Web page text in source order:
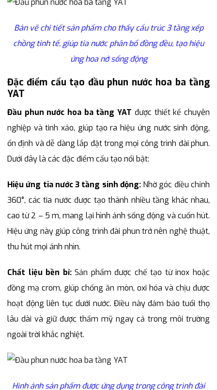
Bản vẽ chi tiết sản phẩm cho thấy cấu trúc 3 tầng xếp
chồng tinh tế, giúp tia nước phân bổ đồng đều, tạo hiệu
ứng hoa nở sống động
Đặc điểm cấu tạo đầu phun nước hoa ba tầng
YAT
Đầu phun nước hoa ba tầng YAT được thiết kế chuyên
nghiệp và tinh xảo, giúp tạo ra hiệu ứng nước sinh động,
ổn định và dễ dàng lắp đặt trong mọi công trình đài phun.
Dưới đây là các đặc điểm cấu tạo nổi bật:
Hiệu ứng tia nước 3 tầng sinh động: Nhờ góc điều chỉnh
360°, các tia nước được tạo thành nhiều tầng khác nhau,
cao từ 2 – 5 m, mang lại hình ảnh sống động và cuốn hút.
Hiệu ứng này giúp công trình đài phun trở nên nghệ thuật,
thu hút mọi ánh nhìn.
Chất liệu bền bỉ:Sản phẩm được chế tạo từ inox hoặc
đồng mạ crom, giúp chống ăn mòn, oxi hóa và chịu được
hoạt động liên tục dưới nước. Điều này đảm bảo tuổi thọ
lâu dài và giữ được thẩm mỹ ngay cả trong môi trường
ngoài trời khắc nghiệt.
Hình ảnh sản phẩm được ứng dụng trong công trình đài